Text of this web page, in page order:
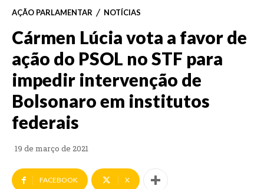
AÇÃO PARLAMENTAR NOTÍCIAS
Cármen Lúcia vota a favor de
ação do PSOL no STF para
impedir intervenção de
Bolsonaro em institutos
federais
19 de março de 2021
FACEBOOK X